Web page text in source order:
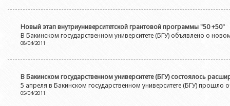
Новый этап внутриуниверситетской грантовой программы "50 +50"
В Бакинском государственном университете (БГУ) объявлено о
08/04/2011
В Бакинском государственном университете (БГУ) состоялось
5 апреля в Бакинском государственном университете (БГУ) прошло
05/04/2011